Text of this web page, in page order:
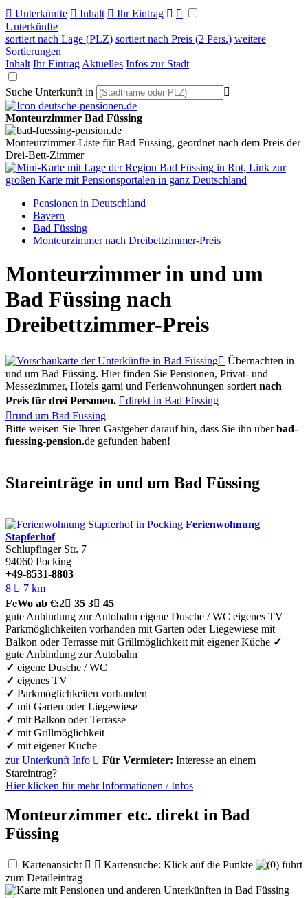
 Unterkünfte  Inhalt  Ihr Eintrag  
Unterkünfte
sortiert nach Lage (PLZ) sortiert nach Preis (2 Pers.) weitere
Sortierungen
Inhalt Ihr Eintrag Aktuelles Infos zur Stadt
Suche Unterkunft in 
Monteurzimmer Bad Füssing
Monteurzimmer-Liste für Bad Füssing, geordnet nach dem Preis der
Drei-Bett-Zimmer
Pensionen in Deutschland
Bayern
Bad Füssing
Monteurzimmer nach Dreibettzimmer-Preis
Monteurzimmer in und um
Bad Füssing nach
Dreibettzimmer-Preis
 Übernachten in
und um Bad Füssing. Hier finden Sie Pensionen, Privat- und
Messezimmer, Hotels garni und Ferienwohnungen sortiert nach
Preis für drei Personen. direkt in Bad Füssing
rund um Bad Füssing
Bitte weisen Sie Ihren Gastgeber darauf hin, dass Sie ihn überbad-
fuessing-pension.de gefunden haben!
Stareinträge in und um Bad Füssing
Ferienwohnung
Stapferhof
Schlupfinger Str. 7
94060 Pocking
+49-8531-8803
8  7 km
FeWo ab €:2 35 3 45
gute Anbindung zur Autobahn eigene Dusche / WC eigenes TV
Parkmöglichkeiten vorhanden mit Garten oder Liegewiese mit
Balkon oder Terrasse mit Grillmöglichkeit mit eigener Küche ✓
gute Anbindung zur Autobahn
✓ eigene Dusche / WC
✓ eigenes TV
✓ Parkmöglichkeiten vorhanden
✓ mit Garten oder Liegewiese
✓ mit Balkon oder Terrasse
✓ mit Grillmöglichkeit
✓ mit eigener Küche
zur Unterkunft Info  Für Vermieter: Interesse an einem
Stareintrag?
Hier klicken für mehrInformationen /Infos
Monteurzimmer etc. direkt in Bad
Füssing
Kartenansicht   Kartensuche: Klick auf die Punkte
führt
zum Detaileintrag